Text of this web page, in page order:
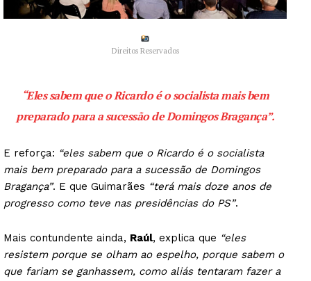
Direitos Reservados
“Eles sabem que o Ricardo é o socialista mais bem
preparado para a sucessão de Domingos Bragança”.
E reforça: “eles sabem que o Ricardo é o socialista
mais bem preparado para a sucessão de Domingos
Bragança”. E que Guimarães “terá mais doze anos de
progresso como teve nas presidências do PS”.
Mais contundente ainda, Raúl, explica que “eles
resistem porque se olham ao espelho, porque sabem o
que fariam se ganhassem, como aliás tentaram fazer a